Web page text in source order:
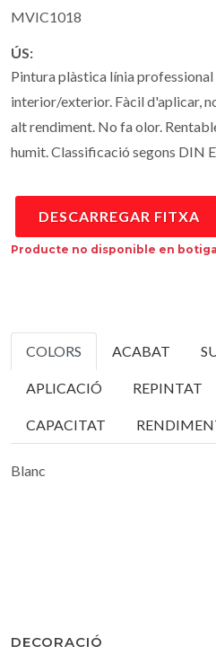
MVIC1018
ÚS:
Pintura plàstica línia
interior/exterior. Fàcil d'aplicar,
alt rendiment. No fa olor.
humit. Classificació segons DIN
DESCARREGAR FITXA
Producte no disponible en
COLORS ACABAT
APLICACIÓ REPINTAT
CAPACITAT
Blanc
DECORACIÓ